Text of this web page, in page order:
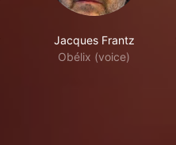
Jacques Frantz
Obélix (voice)